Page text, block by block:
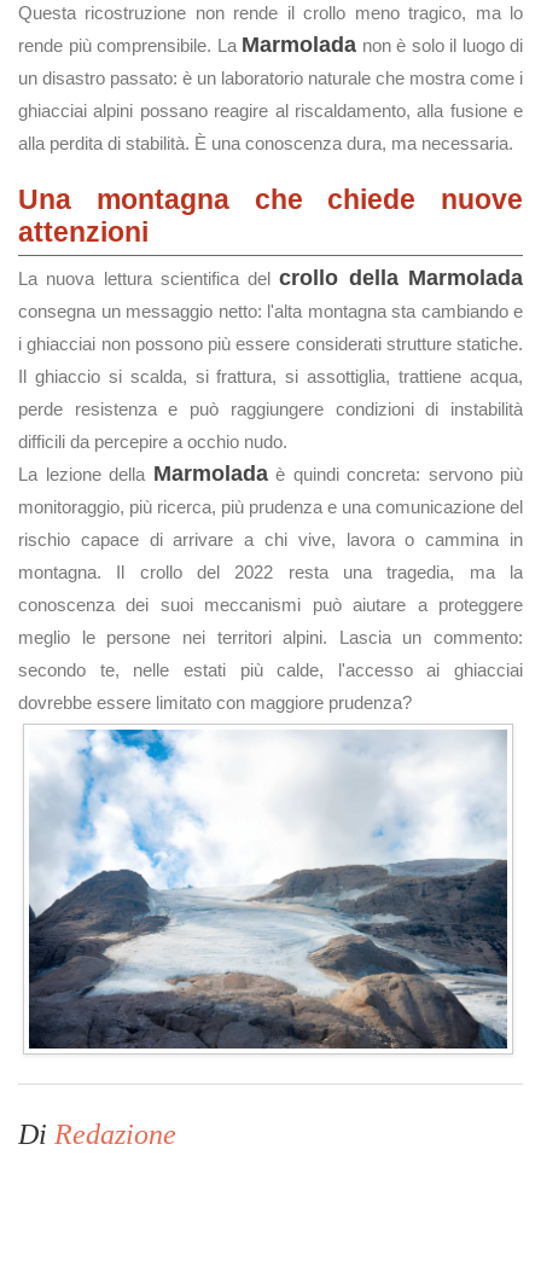
Questa ricostruzione non rende il crollo meno tragico, ma lo
rende più comprensibile. La Marmolada non è solo il luogo di
un disastro passato: è un laboratorio naturale che mostra come i
ghiacciai alpini possano reagire al riscaldamento, alla fusione e
alla perdita di stabilità. È una conoscenza dura, ma necessaria.
Una montagna che chiede nuove
attenzioni
La nuova lettura scientifica delcrollo della Marmolada
consegna un messaggio netto: l'alta montagna sta cambiando e
i ghiacciai non possono più essere considerati strutture statiche.
Il ghiaccio si scalda, si frattura, si assottiglia, trattiene acqua,
perde resistenza e può raggiungere condizioni di instabilità
difficili da percepire a occhio nudo.
La lezione della Marmoladaè quindi concreta: servono più
monitoraggio, più ricerca, più prudenza e una comunicazione del
rischio capace di arrivare a chi vive, lavora o cammina in
montagna. Il crollo del 2022 resta una tragedia, ma la
conoscenza dei suoi meccanismi può aiutare a proteggere
meglio le persone nei territori alpini. Lascia un commento:
secondo te, nelle estati più calde, l'accesso ai ghiacciai
dovrebbe essere limitato con maggiore prudenza?
Di Redazione